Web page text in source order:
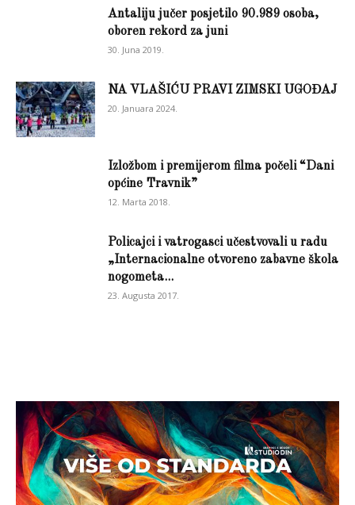
Antaliju jučer posjetilo 90.989 osoba,
oboren rekord za juni
30. Juna 2019.
NA VLAŠIĆU PRAVI ZIMSKI UGOĐAJ
20. Januara 2024.
Izložbom i premijerom filma počeli “Dani
općine Travnik”
12. Marta 2018.
Policajci i vatrogasci učestvovali u radu
„Internacionalne otvoreno zabavne škola
nogometa...
23. Augusta 2017.